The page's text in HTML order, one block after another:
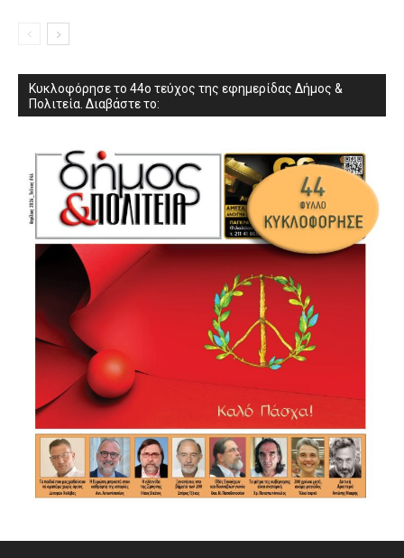
Κυκλοφόρησε το 44ο τεύχος της εφημερίδας Δήμος &
Πολιτεία. Διαβάστε το: